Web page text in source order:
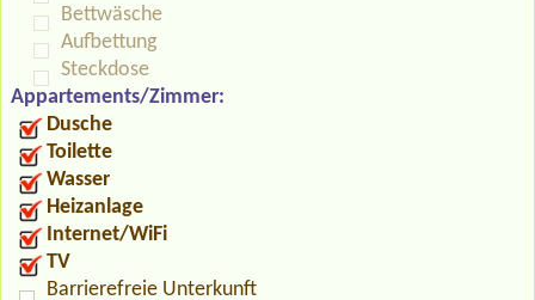
Bettwäsche
Aufbettung
Steckdose
Appartements/Zimmer:
Dusche
Toilette
Wasser
Heizanlage
Internet/WiFi
TV
Barrierefreie Unterkunft